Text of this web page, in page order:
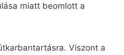
miatt beomlott a
Viszont a